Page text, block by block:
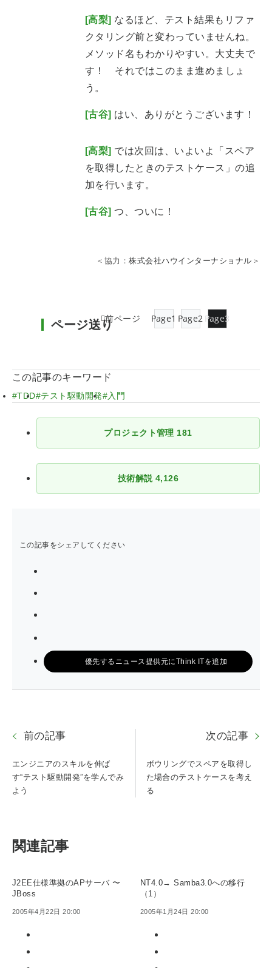
[高梨] なるほど、テスト結果もリファ
クタリング前と変わっていませんね。
メソッド名もわかりやすい。大丈夫で
す！ それではこのまま進めましょ
う。
[古谷] はい、ありがとうございます！
[高梨] では次回は、いよいよ「スペア
を取得したときのテストケース」の追
加を行います。
[古谷] つ、ついに！
＜協力：株式会社ハウインターナショナル ＞
ページ送り前ページ Page1 Page2 Page3
この記事のキーワード
#TDD#テスト駆動開発#入門
プロジェクト管理 181
技術解説 4,126
この記事をシェアしてください
優先するニュース提供元にThink ITを追加
前の記事
エンジニアのスキルを伸ば
す“テスト駆動開発”を学んでみ
よう
次の記事
ボウリングでスペアを取得し
た場合のテストケースを考え
る
関連記事
J2EE仕様準拠のAPサーバ 〜
JBoss
2005年4月22日 20:00
NT4.0→ Samba3.0への移行
（1）
2005年1月24日 20:00